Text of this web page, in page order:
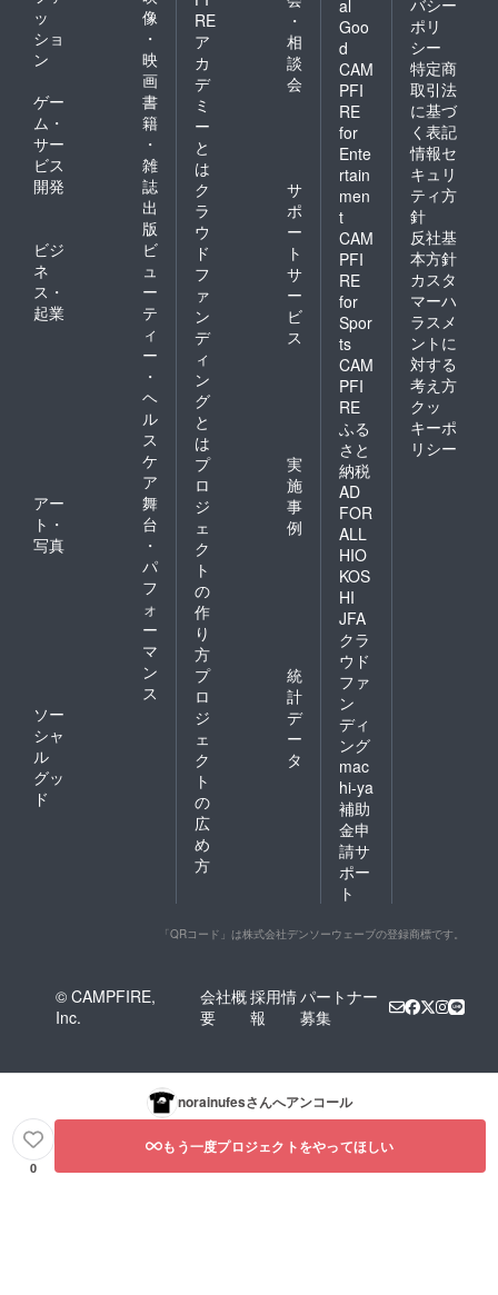
ッ
ショ
ン
像
・
映
画
ゲー
ム・
サー
ビス
開発
書
籍
・
雑
誌
出
版
ビジ
ネ
ス・
起業
ビ
ュ
ー
テ
ィ
ー
・
ヘ
ル
ス
ケ
ア
アー
ト・
写真
舞
台
・
パ
フ
ォ
ー
マ
ン
ス
ソー
シャ
ル
グッ
ド
RE
ア
カ
デ
ミ
ー
と
は
・
相
談
会
ク
ラ
ウ
ド
フ
ァ
ン
デ
ィ
ン
グ
と
は
サ
ポ
ー
ト
サ
ー
ビ
ス
プ
ロ
ジ
ェ
ク
ト
の
作
り
方
実
施
事
例
プ
ロ
ジ
ェ
ク
ト
の
広
め
方
統
計
デ
ー
タ
al
Goo
d
CAM
PFI
RE
for
Ente
rtain
men
t
CAM
PFI
RE
for
Spor
ts
CAM
PFI
RE
ふる
さと
納税
AD
FOR
ALL
HIO
KOS
HI
JFA
クラ
ウド
ファ
ン
ディ
ング
mac
hi-ya
補助
金申
請サ
ポー
ト
ポリ
シー
特定商
取引法
に基づ
く表記
情報セ
キュリ
ティ方
針
反社基
本方針
カスタ
マーハ
ラスメ
ントに
対する
考え方
クッ
キーポ
リシー
「QRコード」は株式会社デンソーウェーブの登録商標です。
© CAMPFIRE,
Inc.
会社概
要
採用情
報
パートナー
募集
norainufesさんへアンコール
0
もう一度プロジェクトをやってほしい